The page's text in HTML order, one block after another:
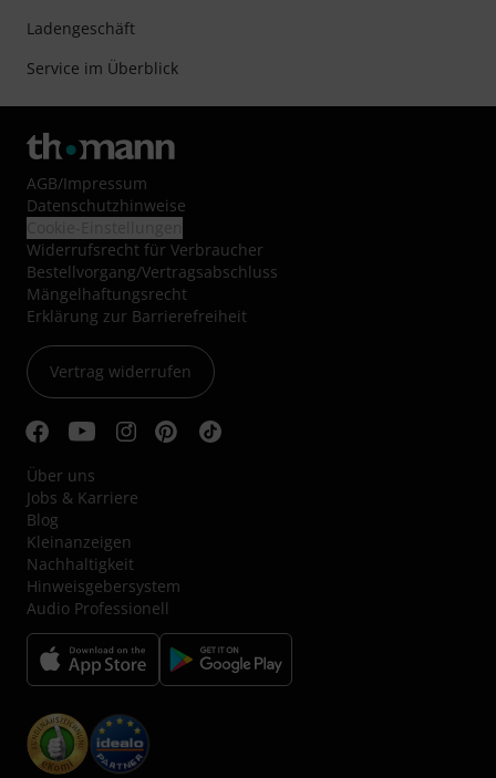
Ladengeschäft
Service im Überblick
AGB/Impressum
Datenschutzhinweise
Widerrufsrecht für Verbraucher
Bestellvorgang/Vertragsabschluss
Mängelhaftungsrecht
Erklärung zur Barrierefreiheit
Vertrag widerrufen
Über uns
Jobs & Karriere
Blog
Kleinanzeigen
Nachhaltigkeit
Hinweisgebersystem
Audio Professionell